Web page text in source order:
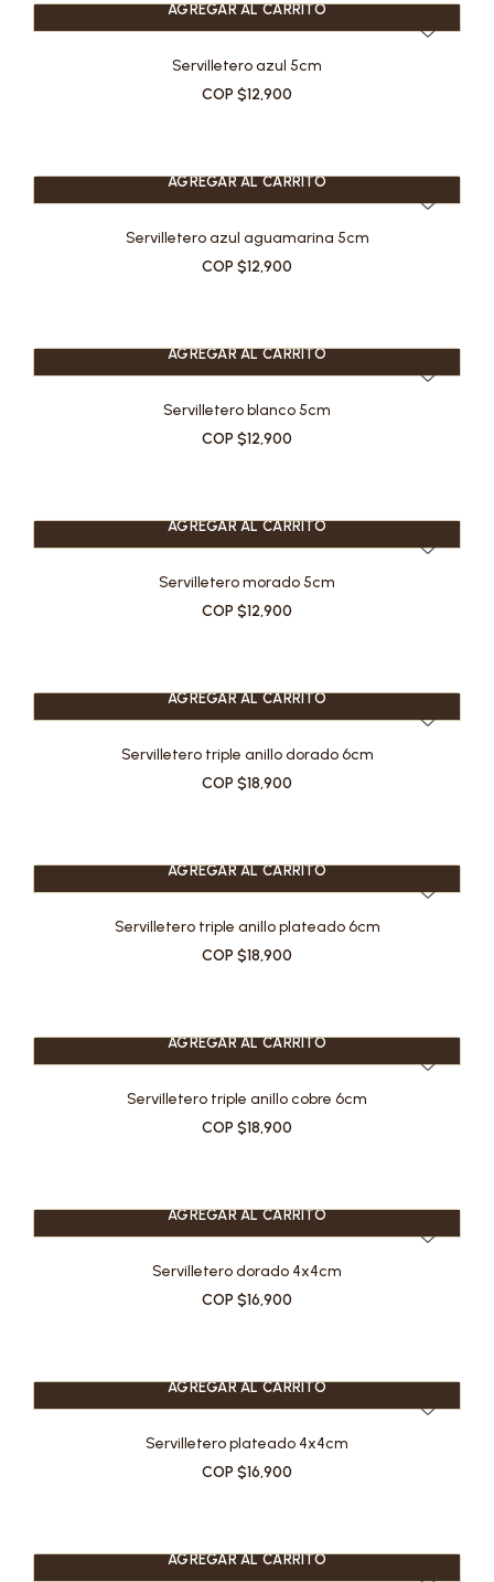
AGREGAR AL CARRITO
Servilletero azul 5cm
COP $12,900
AGREGAR AL CARRITO
Servilletero azul aguamarina 5cm
COP $12,900
AGREGAR AL CARRITO
Servilletero blanco 5cm
COP $12,900
AGREGAR AL CARRITO
Servilletero morado 5cm
COP $12,900
AGREGAR AL CARRITO
Servilletero triple anillo dorado 6cm
COP $18,900
AGREGAR AL CARRITO
Servilletero triple anillo plateado 6cm
COP $18,900
AGREGAR AL CARRITO
Servilletero triple anillo cobre 6cm
COP $18,900
AGREGAR AL CARRITO
Servilletero dorado 4x4cm
COP $16,900
AGREGAR AL CARRITO
Servilletero plateado 4x4cm
COP $16,900
AGREGAR AL CARRITO